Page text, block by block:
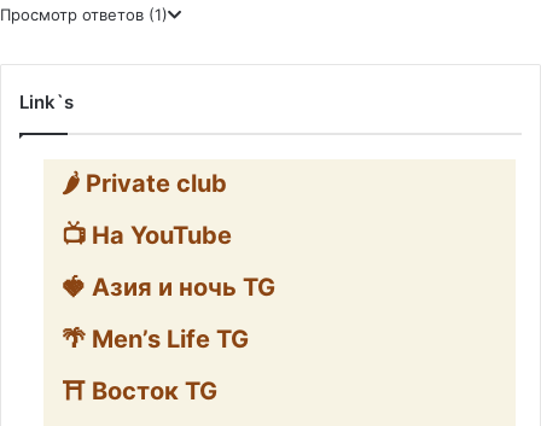
Просмотр ответов (1)
Link`s
🌶️ Private club
📺 На YouTube
🍓 Азия и ночь TG
🌴 Men’s Life TG
⛩️ Восток TG